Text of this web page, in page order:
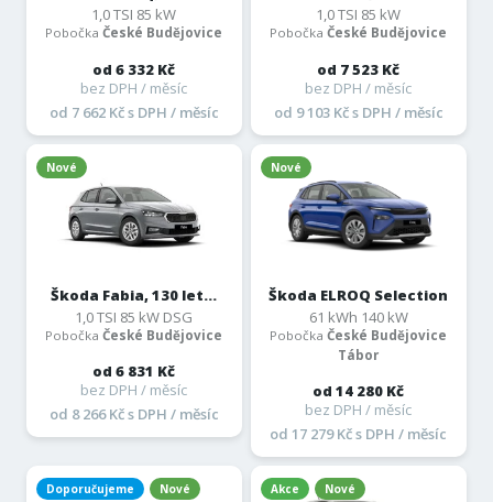
1,0 TSI 85 kW
PobočkaČeské Budějovice
od 6 332 Kč
bez DPH / měsíc
od 7 662 Kč s DPH / měsíc
1,0 TSI 85 kW
PobočkaČeské Budějovice
od 7 523 Kč
bez DPH / měsíc
od 9 103 Kč s DPH / měsíc
Nové
Škoda Fabia, 130 let...
1,0 TSI 85 kW DSG
PobočkaČeské Budějovice
od 6 831 Kč
bez DPH / měsíc
od 8 266 Kč s DPH / měsíc
Nové
Škoda ELROQ Selection
61 kWh 140 kW
PobočkaČeské Budějovice
Tábor
od 14 280 Kč
bez DPH / měsíc
od 17 279 Kč s DPH / měsíc
Doporučujeme Nové Akce Nové